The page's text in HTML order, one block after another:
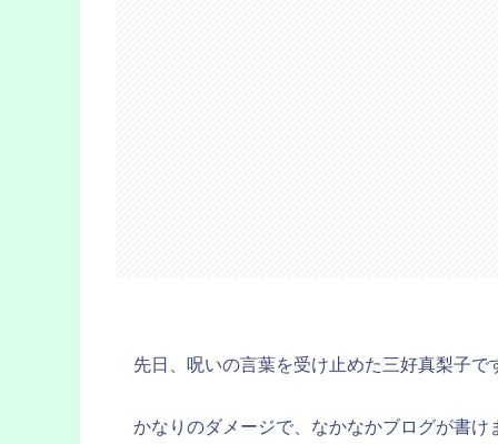
先日、呪いの言葉を受け止めた三好真梨子で
かなりのダメージで、なかなかブログが書け